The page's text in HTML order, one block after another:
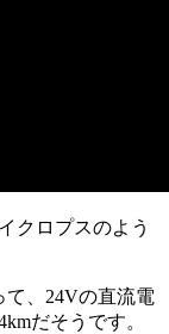
クロプスのよう
て、24Vの直流電
だそうです。